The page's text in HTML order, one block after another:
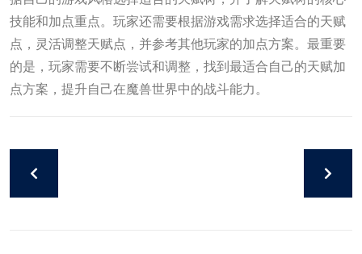
技能和加点重点。玩家还需要根据游戏需求选择适合的天赋
点，灵活调整天赋点，并参考其他玩家的加点方案。最重要
的是，玩家需要不断尝试和调整，找到最适合自己的天赋加
点方案，提升自己在魔兽世界中的战斗能力。